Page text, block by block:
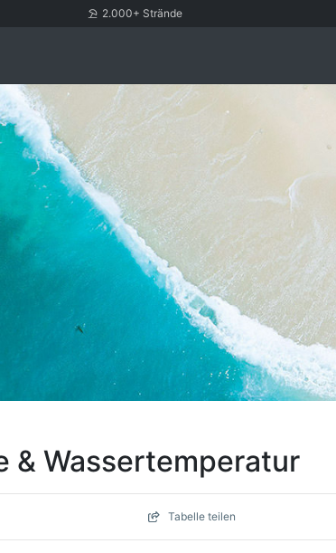
2.000+ Strände
& Wassertemperatur
Tabelle teilen